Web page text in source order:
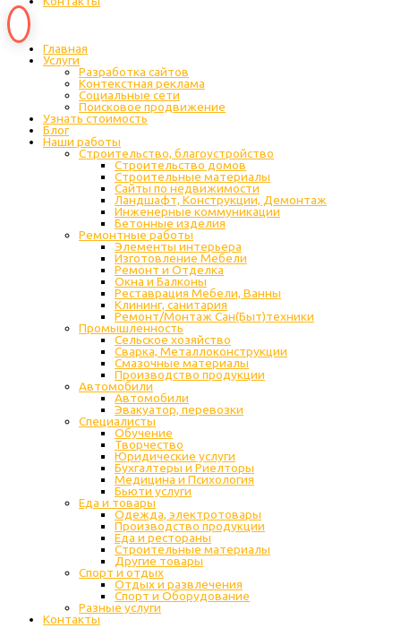
Главная
Услуги
Разработка сайтов
Контекстная реклама
Социальные сети
Поисковое продвижение
Узнать стоимость
Блог
Наши работы
Строительство, благоустройство
Строительство домов
Строительные материалы
Сайты по недвижимости
Ландшафт, Конструкции, Демонтаж
Инженерные коммуникации
Бетонные изделия
Ремонтные работы
Элементы интерьера
Изготовление Мебели
Ремонт и Отделка
Окна и Балконы
Реставрация Мебели, Ванны
Клининг, санитария
Ремонт/Монтаж Сан(Быт)техники
Промышленность
Cельское хозяйство
Сварка, Металлоконструкции
Cмазочные материалы
Производство продукции
Автомобили
Автомобили
Эвакуатор, перевозки
Специалисты
Обучение
Творчество
Юридические услуги
Бухгалтеры и Риелторы
Медицина и Психология
Бьюти услуги
Еда и товары
Одежда, электротовары
Производство продукции
Еда и рестораны
Строительные материалы
Другие товары
Спорт и отдых
Отдых и развлечения
Спорт и Оборудование
Разные услуги
Контакты